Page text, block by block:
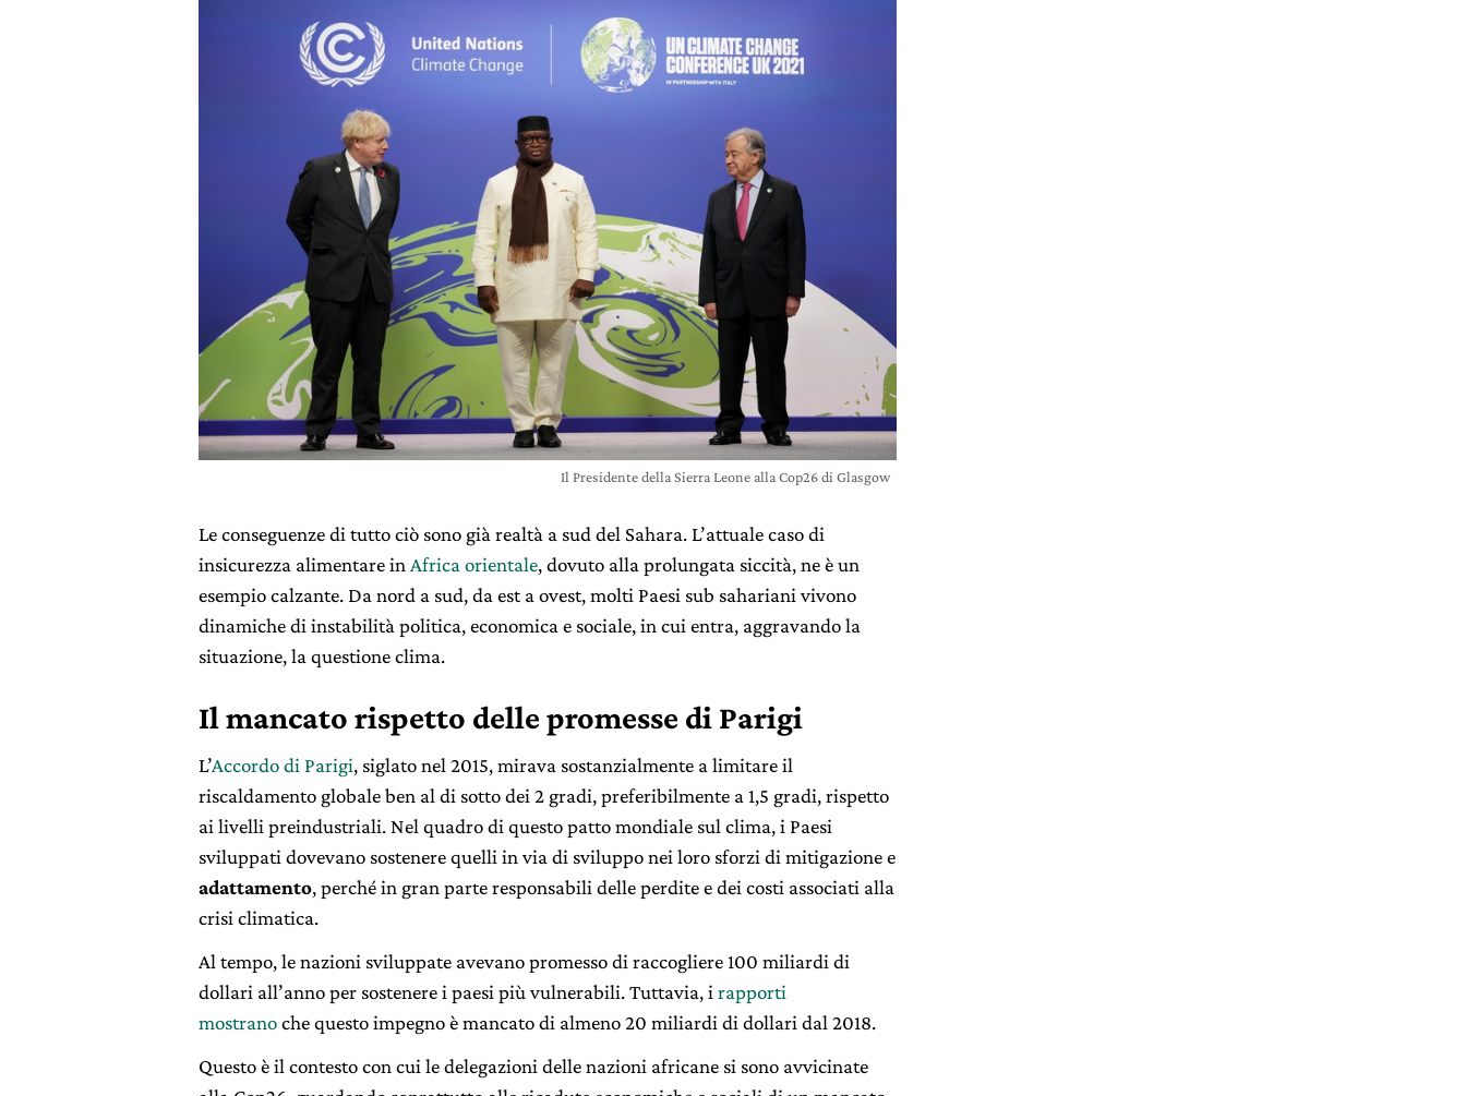
Il Presidente della Sierra Leone alla Cop26 di Glasgow
Le conseguenze di tutto ciò sono già realtà a sud del Sahara. L’attuale caso di
insicurezza alimentare in Africa orientale, dovuto alla prolungata siccità, ne è un
esempio calzante. Da nord a sud, da est a ovest, molti Paesi sub sahariani vivono
dinamiche di instabilità politica, economica e sociale, in cui entra, aggravando la
situazione, la questione clima.
Il mancato rispetto delle promesse di Parigi
L’Accordo di Parigi, siglato nel 2015, mirava sostanzialmente a limitare il
riscaldamento globale ben al di sotto dei 2 gradi, preferibilmente a 1,5 gradi, rispetto
ai livelli preindustriali. Nel quadro di questo patto mondiale sul clima, i Paesi
sviluppati dovevano sostenere quelli in via di sviluppo nei loro sforzi di mitigazione e
adattamento, perché in gran parte responsabili delle perdite e dei costi associati alla
crisi climatica.
Al tempo, le nazioni sviluppate avevano promesso di raccogliere 100 miliardi di
dollari all’anno per sostenere i paesi più vulnerabili. Tuttavia, i rapporti
mostranoche questo impegno è mancato di almeno 20 miliardi di dollari dal 2018.
Questo è il contesto con cui le delegazioni delle nazioni africane si sono avvicinate